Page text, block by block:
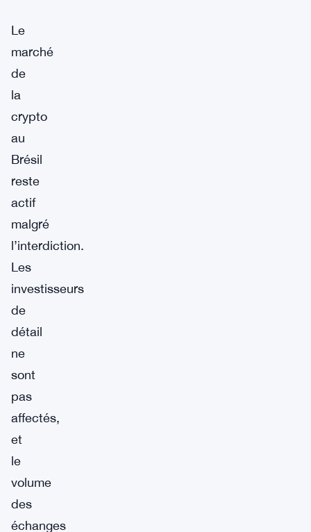
Le
marché
de
la
crypto
au
Brésil
reste
actif
malgré
l’interdiction.
Les
investisseurs
de
détail
ne
sont
pas
affectés,
et
le
volume
des
échanges